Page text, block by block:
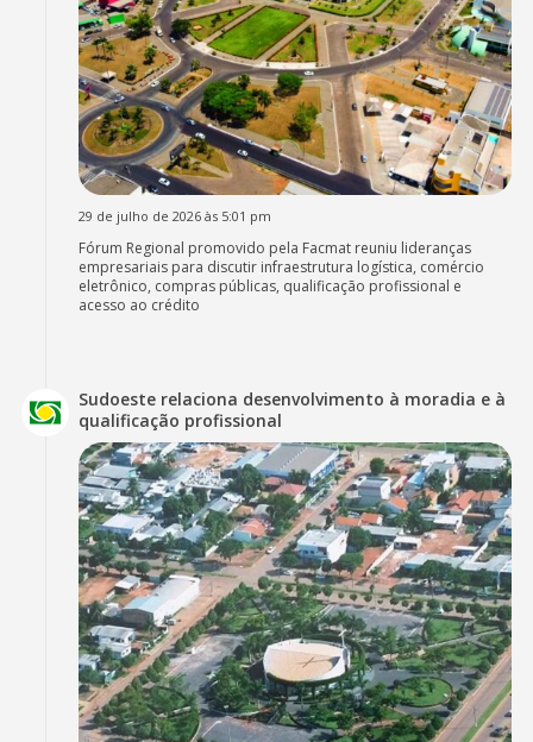
29 de julho de 2026 às 5:01 pm
Fórum Regional promovido pela Facmat reuniu lideranças
empresariais para discutir infraestrutura logística, comércio
eletrônico, compras públicas, qualificação profissional e
acesso ao crédito
Sudoeste relaciona desenvolvimento à moradia e à
qualificação profissional